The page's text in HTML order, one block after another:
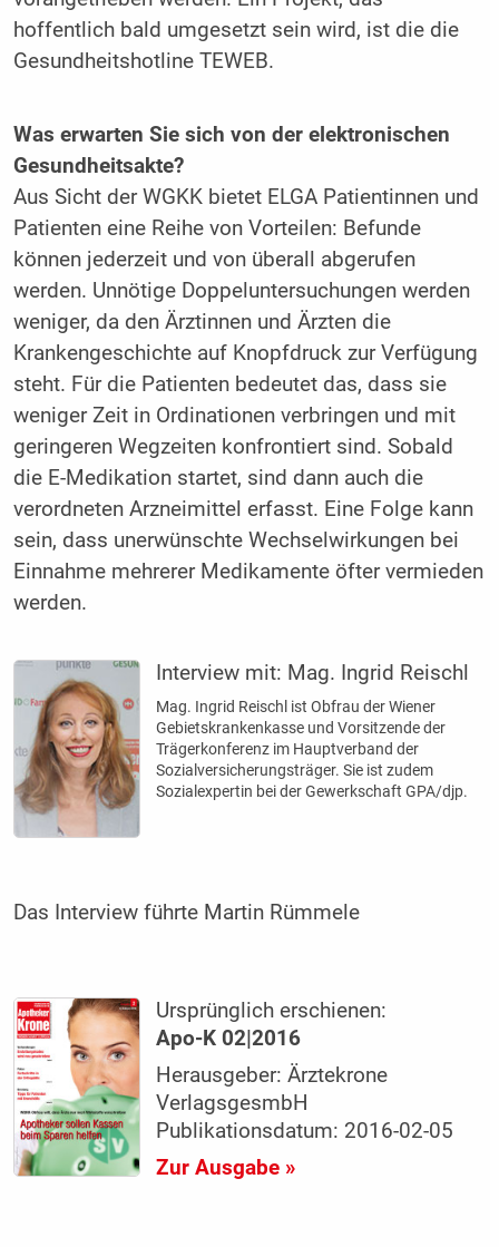
hoffentlich bald umgesetzt sein wird, ist die die
Gesundheitshotline TEWEB.
Was erwarten Sie sich von der elektronischen
Gesundheitsakte?
Aus Sicht der WGKK bietet ELGA Patientinnen und
Patienten eine Reihe von Vorteilen: Befunde
können jederzeit und von überall abgerufen
werden. Unnötige Doppeluntersuchungen werden
weniger, da den Ärztinnen und Ärzten die
Krankengeschichte auf Knopfdruck zur Verfügung
steht. Für die Patienten bedeutet das, dass sie
weniger Zeit in Ordinationen verbringen und mit
geringeren Wegzeiten konfrontiert sind. Sobald
die E-Medikation startet, sind dann auch die
verordneten Arzneimittel erfasst. Eine Folge kann
sein, dass unerwünschte Wechselwirkungen bei
Einnahme mehrerer Medikamente öfter vermieden
werden.
Interview mit: Mag. Ingrid Reischl
Mag. Ingrid Reischl ist Obfrau der Wiener
Gebietskrankenkasse und Vorsitzende der
Trägerkonferenz im Hauptverband der
Sozialversicherungsträger. Sie ist zudem
Sozialexpertin bei der Gewerkschaft GPA/djp.
Das Interview führte Martin Rümmele
Ursprünglich erschienen:
Apo-K 02|2016
Herausgeber: Ärztekrone
VerlagsgesmbH
Publikationsdatum: 2016-02-05
Zur Ausgabe »